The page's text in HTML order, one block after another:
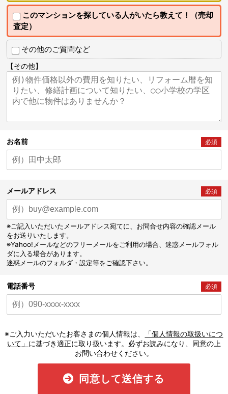
このマンションを探している人がいたら教えて！（売却
査定）
その他のご質問など
【その他】
お名前 必須
メールアドレス 必須
※ご記入いただいたメールアドレス宛てに、お問合せ内容の確認メール
をお送りいたします。
※Yahoo!メールなどのフリーメールをご利用の場合、迷惑メールフォル
ダに入る場合があります。
迷惑メールのフォルダ・設定等をご確認下さい。
電話番号 必須
※ご入力いただいたお客さまの個人情報は、
「個人情報の取扱いにつ
いて」 に基づき適正に取り扱います。必ずお読みになり、同意の上
お問い合わせください。
同意して送信する